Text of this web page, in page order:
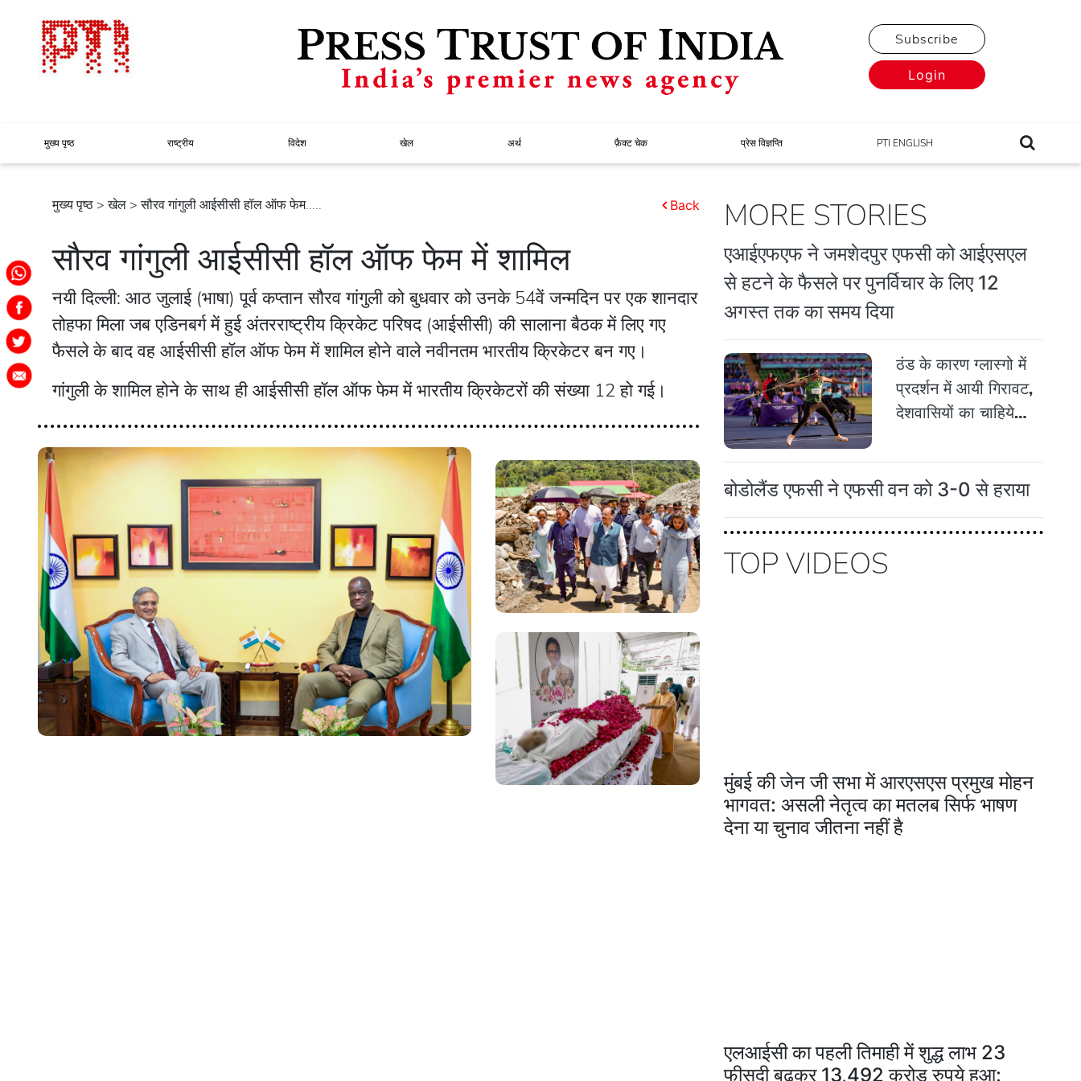
Subscribe
Login
मुख्य पृष्ठ राष्ट्रीय विदेश खेल अर्थ फ़ैक्ट चेक प्रेस विज्ञप्ति PTI ENGLISH
मुख्य पृष्ठ >खेल > सौरव गांगुली आईसीसी हॉल ऑफ फेम..... Back
सौरव गांगुली आईसीसी हॉल ऑफ फेम में शामिल
नयी दिल्ली: आठ जुलाई (भाषा) पूर्व कप्तान सौरव गांगुली को बुधवार को उनके 54वें जन्मदिन पर एक शानदार
तोहफा मिला जब एडिनबर्ग में हुई अंतरराष्ट्रीय क्रिकेट परिषद (आईसीसी) की सालाना बैठक में लिए गए
फैसले के बाद वह आईसीसी हॉल ऑफ फेम में शामिल होने वाले नवीनतम भारतीय क्रिकेटर बन गए।
गांगुली के शामिल होने के साथ ही आईसीसी हॉल ऑफ फेम में भारतीय क्रिकेटरों की संख्या 12 हो गई।
MORE STORIES
एआईएफएफ ने जमशेदपुर एफसी को आईएसएल
से हटने के फैसले पर पुनर्विचार के लिए 12
अगस्त तक का समय दिया
ठंड के कारण ग्लास्गो में
प्रदर्शन में आयी गिरावट,
देशवासियों का चाहिये
बोडोलैंड एफसी ने एफसी वन को 3-0 से हराया
TOP VIDEOS
मुंबई की जेन जी सभा में आरएसएस प्रमुख मोहन
भागवत: असली नेतृत्व का मतलब सिर्फ भाषण
देना या चुनाव जीतना नहीं है
एलआईसी का पहली तिमाही में शुद्ध लाभ 23
फीसदी बढ़कर 13,492 करोड़ रुपये हुआ: